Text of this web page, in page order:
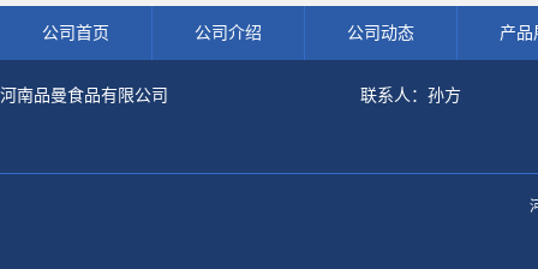
公司首页 公司介绍 公司动态 产品
河南品曼食品有限公司 联系人：孙方